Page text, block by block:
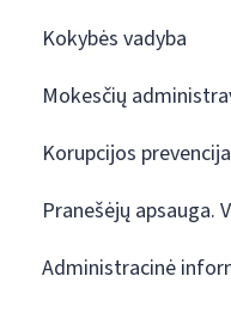
Kokybės vadyba
Mokesčių
Korupcijos prevencija
Pranešėjų apsauga.
Administracinė